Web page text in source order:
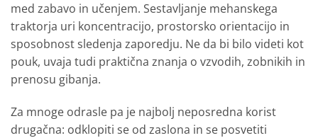
med zabavo in učenjem. Sestavljanje mehanskega
traktorja uri koncentracijo, prostorsko orientacijo in
sposobnost sledenja zaporedju. Ne da bi bilo videti kot
pouk, uvaja tudi praktična znanja o vzvodih, zobnikih in
prenosu gibanja.
Za mnoge odrasle pa je najbolj neposredna korist
drugačna: odklopiti se od zaslona in se posvetiti